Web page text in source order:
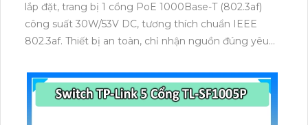
lắp đặt, trang bị 1 cổng PoE 1000Base-T (802.3af)
công suất 30W/53V DC, tương thích chuẩn IEEE
802.3af. Thiết bị an toàn, chỉ nhận nguồn đúng yêu
UL/cUL và GS, đảm bảo cung cấp nguồn ổn định cho
các thiết bị Wi-Fi.